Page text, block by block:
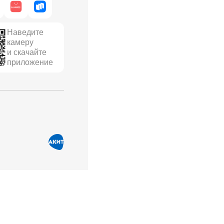
Наведите
камеру
и скачайте
приложение